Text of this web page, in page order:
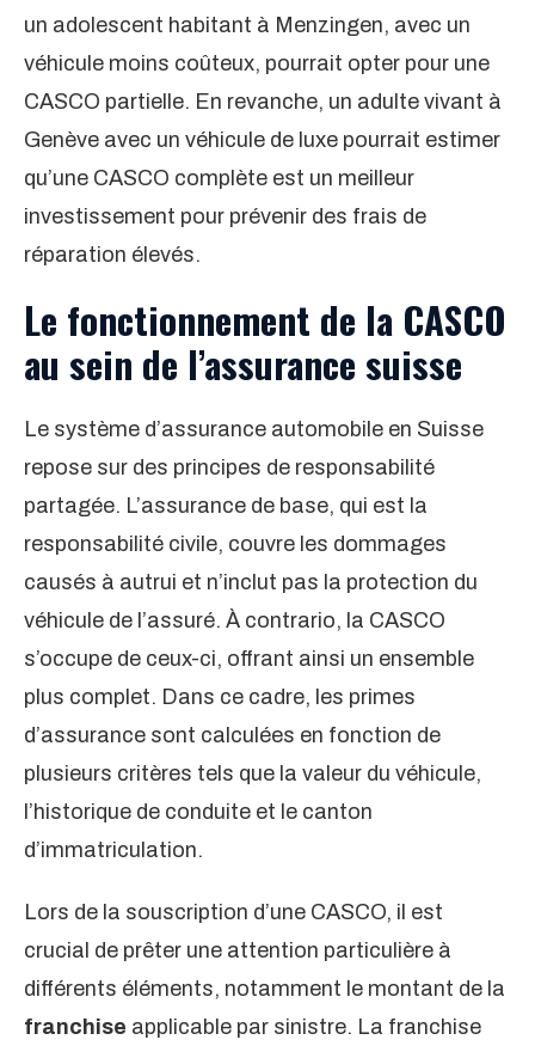
un adolescent habitant à Menzingen, avec un
véhicule moins coûteux, pourrait opter pour une
CASCO partielle. En revanche, un adulte vivant à
Genève avec un véhicule de luxe pourrait estimer
qu’une CASCO complète est un meilleur
investissement pour prévenir des frais de
réparation élevés.
Le fonctionnement de la CASCO
au sein de l’assurance suisse
Le système d’assurance automobile en Suisse
repose sur des principes de responsabilité
partagée. L’assurance de base, qui est la
responsabilité civile, couvre les dommages
causés à autrui et n’inclut pas la protection du
véhicule de l’assuré. À contrario, la CASCO
s’occupe de ceux-ci, offrant ainsi un ensemble
plus complet. Dans ce cadre, les primes
d’assurance sont calculées en fonction de
plusieurs critères tels que la valeur du véhicule,
l’historique de conduite et le canton
d’immatriculation.
Lors de la souscription d’une CASCO, il est
crucial de prêter une attention particulière à
différents éléments, notamment le montant de la
franchise applicable par sinistre. La franchise